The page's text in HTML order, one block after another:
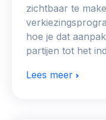
zichtbaar te
hoe je dat
partijen tot het
Lees meer